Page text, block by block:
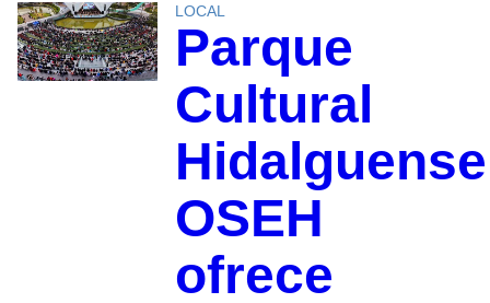
LOCAL
Parque
Cultural
OSEH
ofrece